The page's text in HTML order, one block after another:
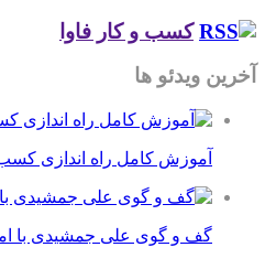
کسب و کار فاوا
آخرین ویدئو ها
آموزش کامل راه اندازی
گف و گوی علی جمشیدی با